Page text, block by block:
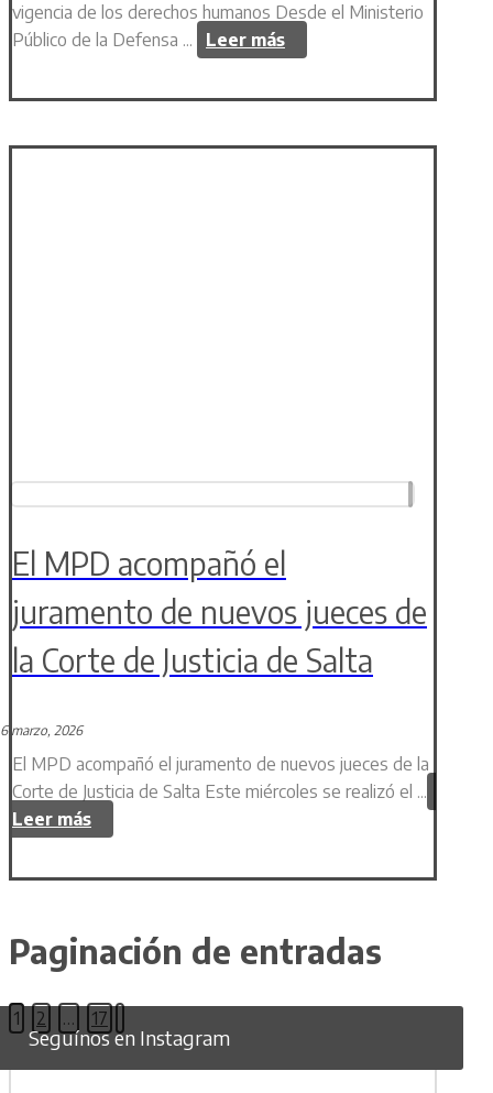
vigencia de los derechos humanos Desde el Ministerio
Público de la Defensa ...
Leer más
El MPD acompañó el
juramento de nuevos jueces de
la Corte de Justicia de Salta
6 marzo, 2026
El MPD acompañó el juramento de nuevos jueces de la
Corte de Justicia de Salta Este miércoles se realizó el ...
Leer más
Paginación de entradas
1 2 … 17
Seguínos en Instagram